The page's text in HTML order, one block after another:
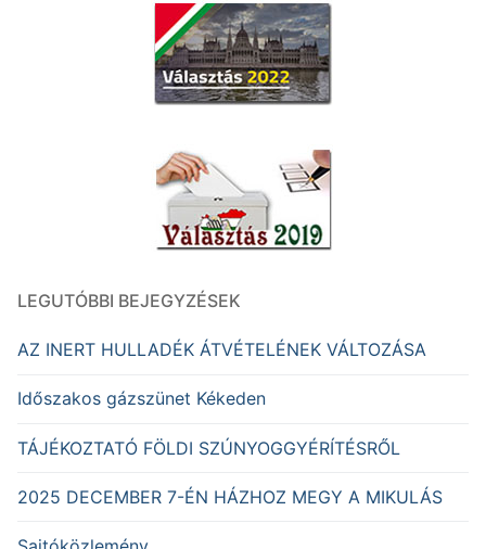
LEGUTÓBBI BEJEGYZÉSEK
AZ INERT HULLADÉK ÁTVÉTELÉNEK VÁLTOZÁSA
Időszakos gázszünet Kékeden
TÁJÉKOZTATÓ FÖLDI SZÚNYOGGYÉRÍTÉSRŐL
2025 DECEMBER 7-ÉN HÁZHOZ MEGY A MIKULÁS